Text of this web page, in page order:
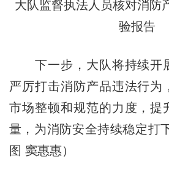
大队监督执法人员核对消防
验报告
下一步，大队将持续开
严厉打击消防产品违法行为
市场整顿和规范的力度，提
量，为消防安全持续稳定打
图 窦惠惠）